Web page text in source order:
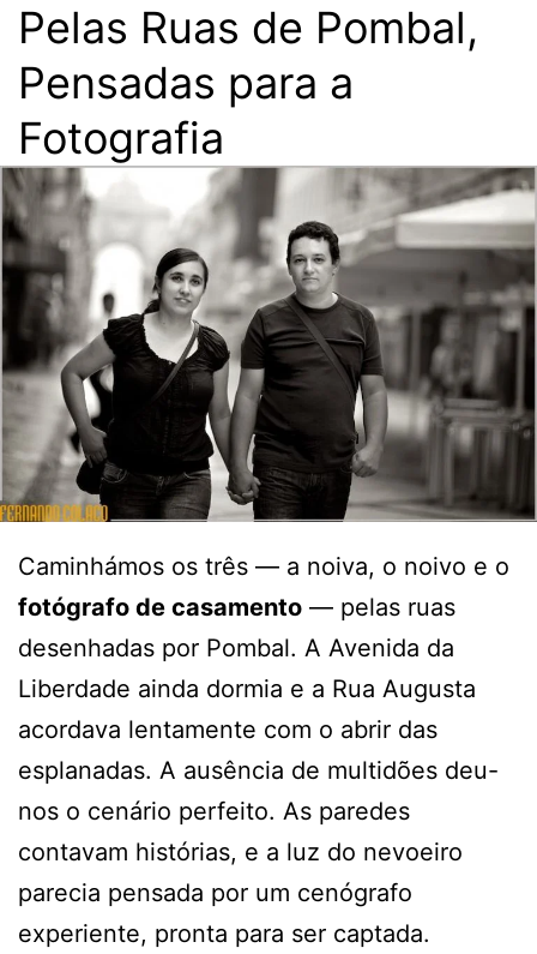
Pelas Ruas de Pombal,
Pensadas para a
Fotografia
Caminhámos os três — a noiva, o noivo e o
fotógrafo de casamento — pelas ruas
desenhadas por Pombal. A Avenida da
Liberdade ainda dormia e a Rua Augusta
acordava lentamente com o abrir das
esplanadas. A ausência de multidões deu-
nos o cenário perfeito. As paredes
contavam histórias, e a luz do nevoeiro
parecia pensada por um cenógrafo
experiente, pronta para ser captada.